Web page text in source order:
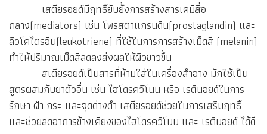
เสตียรอยด์มีฤทธิ์ยับยั้งการสร้างสารเคมีสื่อ
กลาง(mediators) เช่น โพรสตาแกรนดิน(prostaglandin) และ
ลิวโคไตรอีน(leukotriene) ที่ใช้ในการการสร้างเม็ดสี (melanin)
ทำให้ปริมาณเม็ดสีลดลงส่งผลให้ผิวขาวขึ้น
สเตียรอยด์เป็นสารที่ห้ามใส่ในเครื่องสำอาง มักใช้เป็น
สูตรผสมกับยาตัวอื่น เช่น ไฮโดรควิโนน หรือ เรตินอยด์ในการ
รักษา ฝ้า กระ และจุดด่างดำ เสตียรอยด์ช่วยในการเสริมฤทธิ์
และช่วยลดอาการข้างเคียงของไฮโดรควิโนน และ เรตินอยด์ ได้ดี